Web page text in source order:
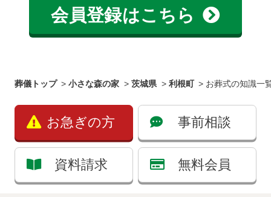
会員登録はこちら
葬儀トップ >小さな森の家 >茨城県 > 利根町 > お葬式の知識一
お急ぎの方 事前相談
資料請求 無料会員